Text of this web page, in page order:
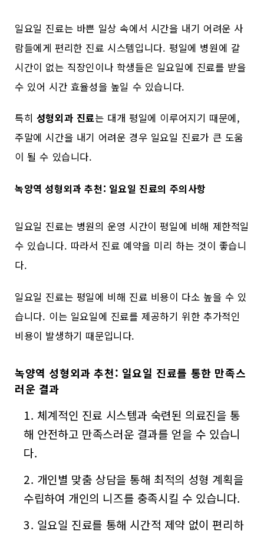
일요일 진료는 바쁜 일상 속에서 시간을 내기 어려운 사
람들에게 편리한 진료 시스템입니다. 평일에 병원에 갈
시간이 없는 직장인이나 학생들은 일요일에 진료를 받을
수 있어 시간 효율성을 높일 수 있습니다.
특히 성형외과 진료는 대개 평일에 이루어지기 때문에,
주말에 시간을 내기 어려운 경우 일요일 진료가 큰 도움
이 될 수 있습니다.
녹양역 성형외과 추천: 일요일 진료의 주의사항
일요일 진료는 병원의 운영 시간이 평일에 비해 제한적일
수 있습니다. 따라서 진료 예약을 미리 하는 것이 좋습니
다.
일요일 진료는 평일에 비해 진료 비용이 다소 높을 수 있
습니다. 이는 일요일에 진료를 제공하기 위한 추가적인
비용이 발생하기 때문입니다.
녹양역 성형외과 추천: 일요일 진료를 통한 만족스
러운 결과
체계적인 진료 시스템과 숙련된 의료진을 통
해 안전하고 만족스러운 결과를 얻을 수 있습니
다.
개인별 맞춤 상담을 통해 최적의 성형 계획을
수립하여 개인의 니즈를 충족시킬 수 있습니다.
일요일 진료를 통해 시간적 제약 없이 편리하